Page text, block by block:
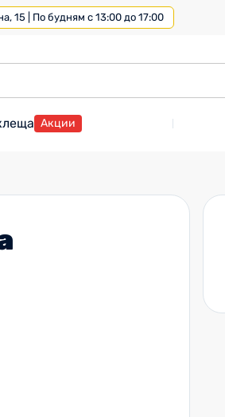
15 | По будням с 13:00 до 17:00
Акции